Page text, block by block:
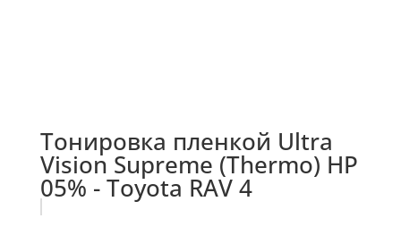
Тонировка пленкой Ultra
Vision Supreme (Thermo) HP
05% - Toyota RAV 4